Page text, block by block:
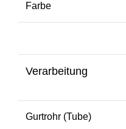
Farbe
Verarbeitung
Gurtrohr (Tube)